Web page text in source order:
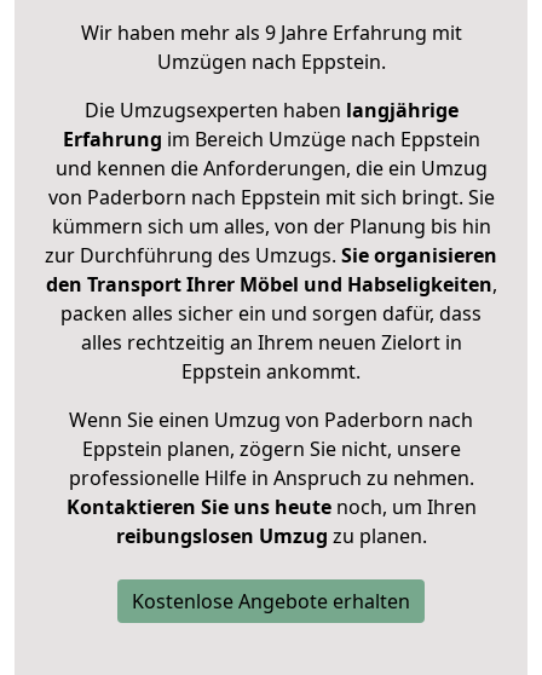
Wir haben mehr als 9 Jahre Erfahrung mit
Umzügen nach Eppstein.
Die Umzugsexperten haben langjährige
Erfahrung im Bereich Umzüge nach Eppstein
und kennen die Anforderungen, die ein Umzug
von Paderborn nach Eppstein mit sich bringt. Sie
kümmern sich um alles, von der Planung bis hin
zur Durchführung des Umzugs. Sie organisieren
den Transport Ihrer Möbel und Habseligkeiten,
packen alles sicher ein und sorgen dafür, dass
alles rechtzeitig an Ihrem neuen Zielort in
Eppstein ankommt.
Wenn Sie einen Umzug von Paderborn nach
Eppstein planen, zögern Sie nicht, unsere
professionelle Hilfe in Anspruch zu nehmen.
Kontaktieren Sie uns heutenoch, um Ihren
reibungslosen Umzug zu planen.
Kostenlose Angebote erhalten